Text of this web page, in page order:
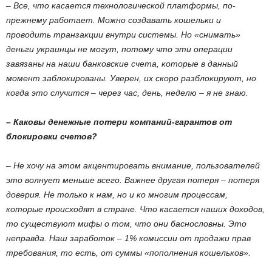
– Все, что касается технологической платформы, по-
прежнему работает. Можно создавать кошельки и
проводить транзакции внутри системы. Но «снимать»
деньги украинцы не могут, потому что эти операции
завязаны на наши банковские счета, которые в данный
момент заблокированы. Уверен, их скоро разблокируют, но
когда это случится – через час, день, неделю – я не знаю.
– Каковы денежные потери компаний-гарантов от
блокировки счетов?
– Не хочу на этом акцентировать внимание, пользователей
это волнует меньше всего. Важнее другая потеря – потеря
доверия. Не только к нам, но и ко многим процессам,
которые происходят в стране. Что касается наших доходов,
то существуют мифы о том, что они баснословны. Это
неправда. Наш заработок – 1% комиссии от продажи прав
требования, то есть, от суммы «пополнения кошельков».